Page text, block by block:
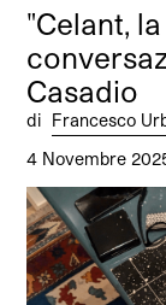
"Celant,
Casadio
di Francesco
4 Novembre